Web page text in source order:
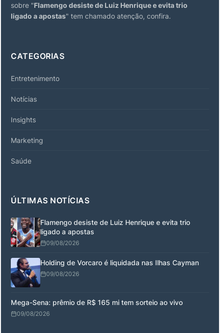
sobre "Flamengo desiste de Luiz Henrique e evita trio
ligado a apostas" tem chamado atenção, confira.
CATEGORIAS
Entretenimento
Notícias
Insights
Marketing
Saúde
ÚLTIMAS NOTÍCIAS
Flamengo desiste de Luiz Henrique e evita trio
ligado a apostas
09/08/2026
Holding de Vorcaro é liquidada nas Ilhas Cayman
09/08/2026
Mega-Sena: prêmio de R$ 165 mi tem sorteio ao vivo
09/08/2026